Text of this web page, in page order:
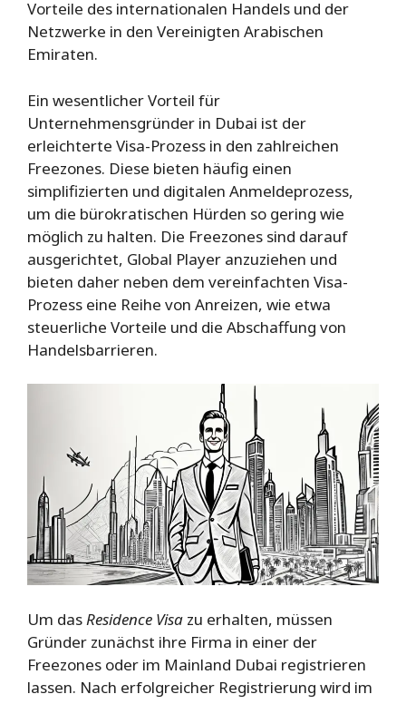
Vorteile des internationalen Handels und der
Netzwerke in den Vereinigten Arabischen
Emiraten.
Ein wesentlicher Vorteil für
Unternehmensgründer in Dubai ist der
erleichterte Visa-Prozess in den zahlreichen
Freezones. Diese bieten häufig einen
simplifizierten und digitalen Anmeldeprozess,
um die bürokratischen Hürden so gering wie
möglich zu halten. Die Freezones sind darauf
ausgerichtet, Global Player anzuziehen und
bieten daher neben dem vereinfachten Visa-
Prozess eine Reihe von Anreizen, wie etwa
steuerliche Vorteile und die Abschaffung von
Handelsbarrieren.
Um dasResidence Visa zu erhalten, müssen
Gründer zunächst ihre Firma in einer der
Freezones oder im Mainland Dubai registrieren
lassen. Nach erfolgreicher Registrierung wird im